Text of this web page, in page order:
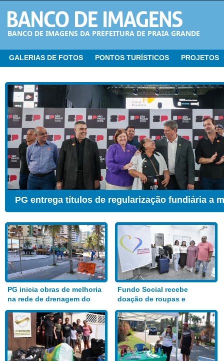
BANCO DE IMAGENS DA PREFEITURA DE PRAIA GRANDE
GALERIAS DE FOTOS PONTOS TURÍSTICOS PROJETOS
CER ganha Sala de Estimulação Sensorial
PG inicia obras de melhoria
na rede de drenagem do
Bairro Aviação
Fundo Social recebe
doação de roupas e
alimentos